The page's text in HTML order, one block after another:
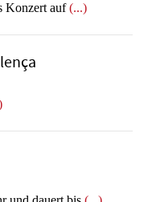
Konzert auf(...)